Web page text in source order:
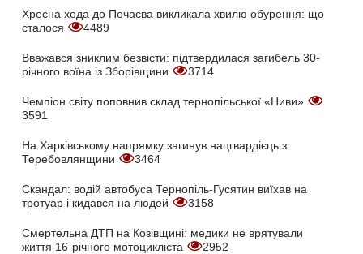
Хресна хода до Почаєва викликала хвилю обурення: що
сталося
4489
Вважався зниклим безвісти: підтвердилася загибель 30-
річного воїна із Зборівщини
3714
Чемпіон світу поповнив склад тернопільської «Ниви»
3591
На Харківському напрямку загинув нацгвардієць з
Теребовлянщини
3464
Скандал: водій автобуса Тернопіль-Гусятин виїхав на
тротуар і кидався на людей
3158
Смертельна ДТП на Козівщині: медики не врятували
життя 16-річного мотоцикліста
2952